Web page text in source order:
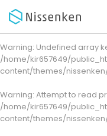
Warning: Undefined array
/home/kir657649/
content/themes/
Warning: Attempt to read
/home/kir657649/
content/themes/